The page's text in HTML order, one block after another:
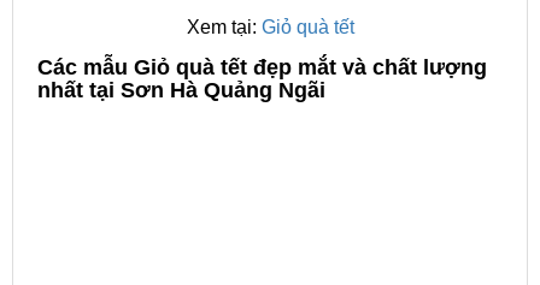
Xem tại: Giỏ quà tết
Các mẫu Giỏ quà tết đẹp mắt và chất lượng
nhất tại Sơn Hà Quảng Ngãi